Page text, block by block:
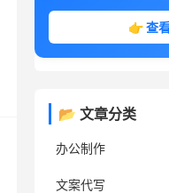
👉 查
📂 文章分类
办公制作
文案代写